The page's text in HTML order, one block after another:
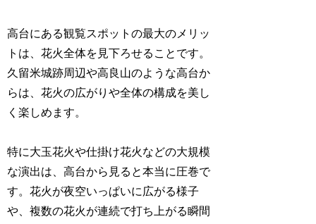
高台にある観覧スポットの最大のメリッ
トは、花火全体を見下ろせることです。
久留米城跡周辺や高良山のような高台か
らは、花火の広がりや全体の構成を美し
く楽しめます。
特に大玉花火や仕掛け花火などの大規模
な演出は、高台から見ると本当に圧巻で
す。花火が夜空いっぱいに広がる様子
や、複数の花火が連続で打ち上がる瞬間